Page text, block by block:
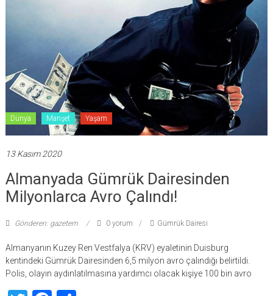
Dünya Manşet Yaşam
13 Kasım 2020
Almanyada Gümrük Dairesinden
Milyonlarca Avro Çalındı!
Gönderen: gazetem 0 yorum Gümrük Dairesi
Almanyanın Kuzey Ren Vestfalya (KRV) eyaletinin Duisburg
kentindeki Gümrük Dairesinden 6,5 milyon avro çalındığı belirtildi.
Polis, olayın aydınlatılmasına yardımcı olacak kişiye 100 bin avro